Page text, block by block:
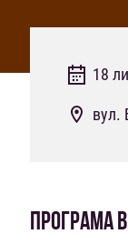
18
вул.
ПРОГРАМА